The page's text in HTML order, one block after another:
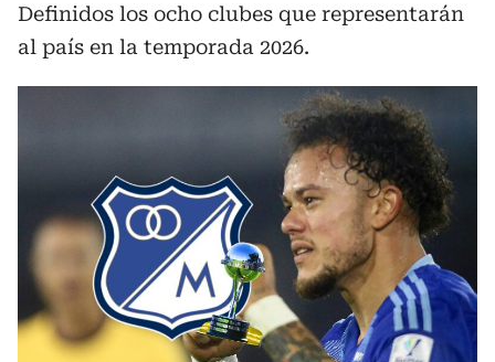
Definidos los ocho clubes que representarán
al país en la temporada 2026.